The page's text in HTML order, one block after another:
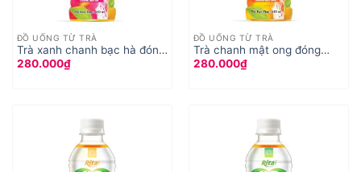
ĐỒ UỐNG TỪ TRÀ
Trà xanh chanh bạc hà đóng
chai 450ml
280.000₫
ĐỒ UỐNG TỪ TRÀ
Trà chanh mật ong đóng
chai 450ml
280.000₫